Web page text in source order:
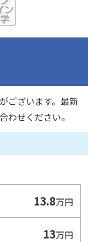
ございます。最新
わせください。
13.8万円
13万円